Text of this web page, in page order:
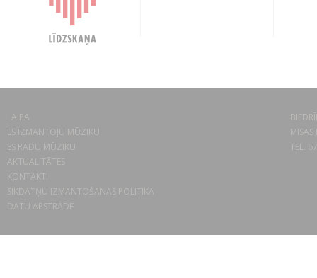
LAIPA
ES IZMANTOJU MŪZIKU
ES RADU MŪZIKU
AKTUALITĀTES
KONTAKTI
SĪKDATŅU IZMANTOŠANAS POLITIKA
DATU APSTRĀDE
TEL.